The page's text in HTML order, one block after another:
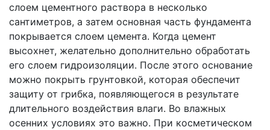
слоем цементного раствора в несколько
сантиметров, а затем основная часть фундамента
покрывается слоем цемента. Когда цемент
высохнет, желательно дополнительно обработать
его слоем гидроизоляции. После этого основание
можно покрыть грунтовкой, которая обеспечит
защиту от грибка, появляющегося в результате
длительного воздействия влаги. Во влажных
осенних условиях это важно. При косметическом